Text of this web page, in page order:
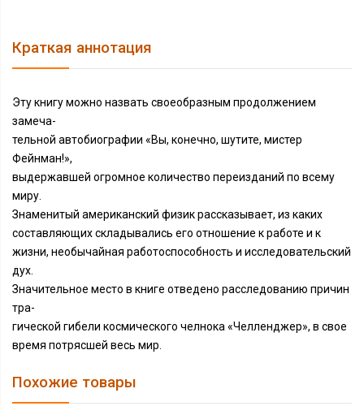
Краткая аннотация
Эту книгу можно назвать своеобразным продолжением
замеча-
тельной автобиографии «Вы, конечно, шутите, мистер
Фейнман!»,
выдержавшей огромное количество переизданий по всему
миру.
Знаменитый американский физик рассказывает, из каких
составляющих складывались его отношение к работе и к
жизни, необычайная работоспособность и исследовательский
дух.
Значительное место в книге отведено расследованию причин
тра-
гической гибели космического челнока «Челленджер», в свое
время потрясшей весь мир.
Похожие товары